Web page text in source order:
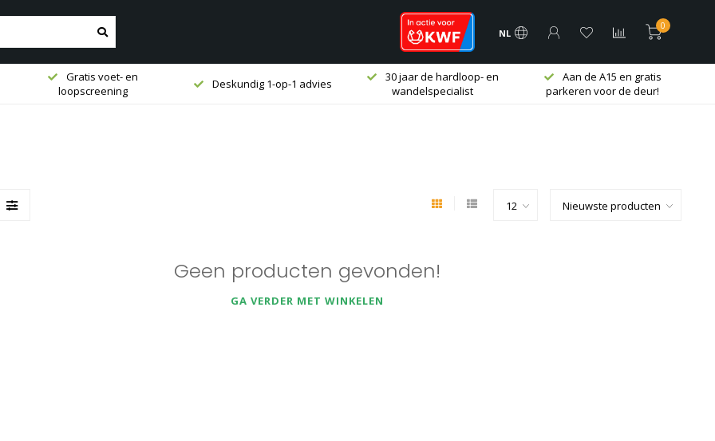
NL
0
Gratis voet- en
loopscreening
Deskundig 1-op-1 advies
30 jaar de hardloop- en
wandelspecialist
Aan de A15 en gratis
parkeren voor de deur!
Geen producten gevonden!
GA VERDER MET WINKELEN